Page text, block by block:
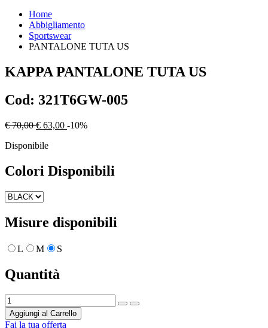
Home
Abbigliamento
Sportswear
PANTALONE TUTA US
KAPPA PANTALONE TUTA US
Cod: 321T6GW-005
€ 70,00 € 63,00 -10%
Disponibile
Colori Disponibili
Misure disponibili
L M S
Quantità
Aggiungi al Carrello
Fai la tua offerta